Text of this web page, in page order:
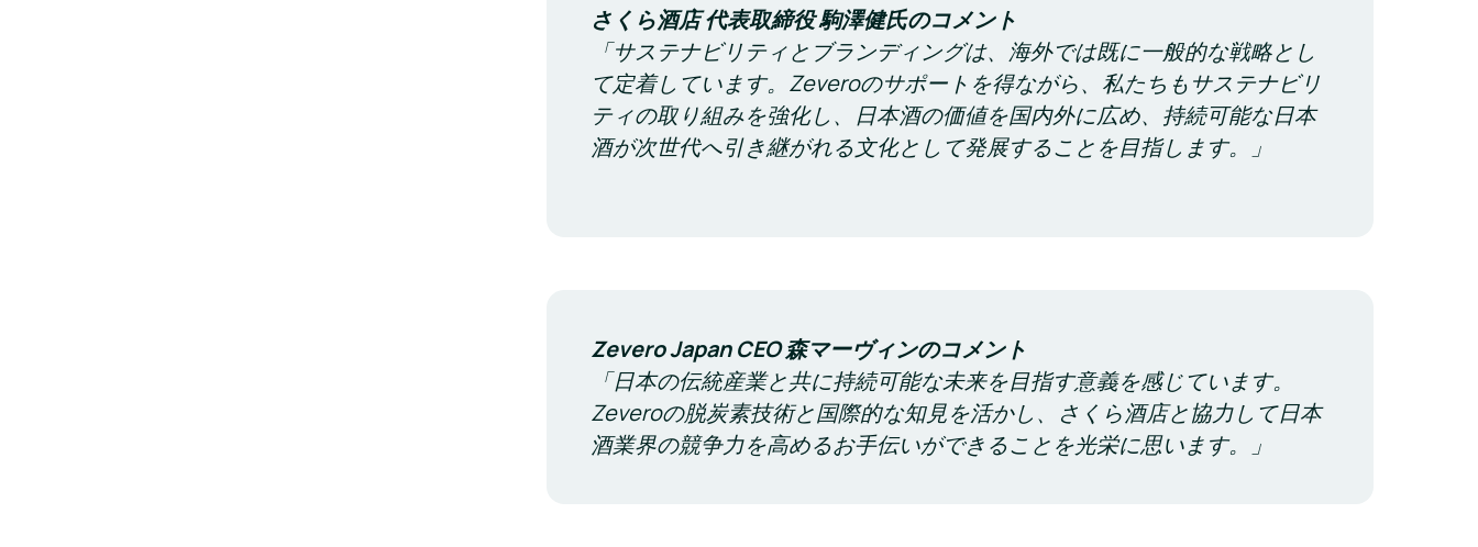
さくら酒店 代表取締役 駒澤健氏のコメント
「サステナビリティとブランディングは、海外では既に一般的な戦略とし
て定着しています。Zeveroのサポートを得ながら、私たちもサステナビリ
ティの取り組みを強化し、日本酒の価値を国内外に広め、持続可能な日本
酒が次世代へ引き継がれる文化として発展することを目指します。」
Zevero Japan CEO 森マーヴィンのコメント
「日本の伝統産業と共に持続可能な未来を目指す意義を感じています。
Zeveroの脱炭素技術と国際的な知見を活かし、さくら酒店と協力して日本
酒業界の競争力を高めるお手伝いができることを光栄に思います。」